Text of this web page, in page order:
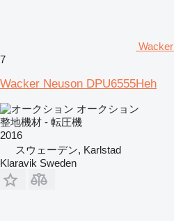
7
Wacker Neuson DPU6555Heh
オークション
整地機材 - 転圧機
2016
スウェーデン, Karlstad
Klaravik Sweden